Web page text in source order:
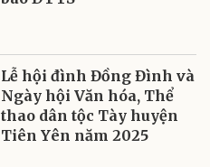
Lễ hội đình Đồng Đình và
Ngày hội Văn hóa, Thể
thao dân tộc Tày huyện
Tiên Yên năm 2025